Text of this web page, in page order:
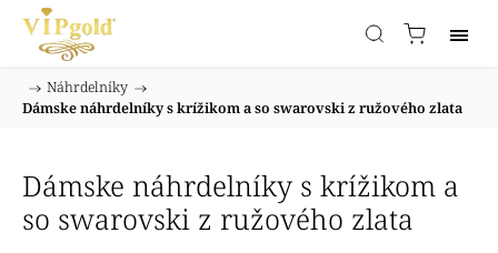
Domov
/ Náhrdelníky /
Dámske náhrdelníky s krížikom a so swarovski z ružového zlata
Dámske náhrdelníky s krížikom a
so swarovski z ružového zlata